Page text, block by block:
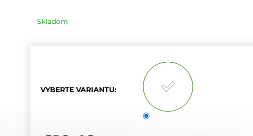
Skladom
VYBERTE VARIANTU: